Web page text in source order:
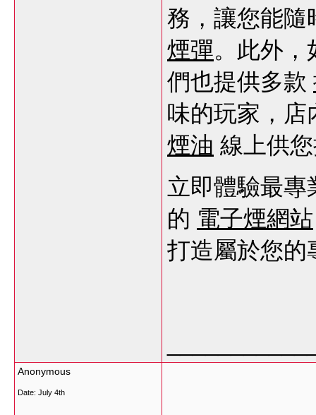
務，讓您能
煙彈。此外，
們也提供多款
味的玩家，
煙油 線上供
立即體驗最
的 電子煙網站
打造屬於您的
Anonymous
Date: July 4th